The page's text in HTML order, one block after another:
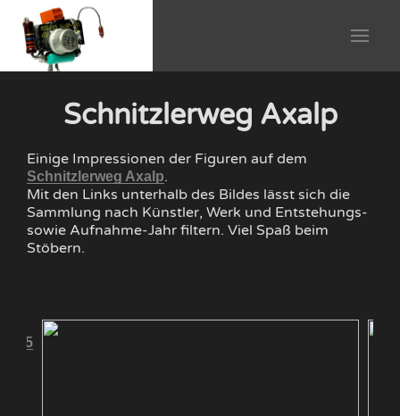
Schnitzlerweg Axalp
Einige Impressionen der Figuren auf dem
Schnitzlerweg Axalp.
Mit den Links unterhalb des Bildes lässt sich die
Sammlung nach Künstler, Werk und Entstehungs-
sowie Aufnahme-Jahr filtern. Viel Spaß beim
Stöbern.